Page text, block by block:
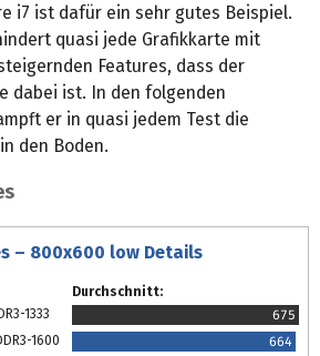
i7 ist dafür ein sehr gutes Beispiel.
quasi jede Grafikkarte mit
Features, dass der
dabei ist. In den folgenden
er in quasi jedem Test die
den Boden.
– 800x600 low Details
Durchschnitt:
1333
675
1600
664